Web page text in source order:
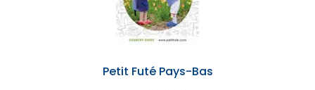
Petit Futé Pays-Bas